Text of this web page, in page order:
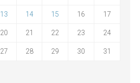
13 14 15 16 17
20 21 22 23 24
27 28 29 30 31